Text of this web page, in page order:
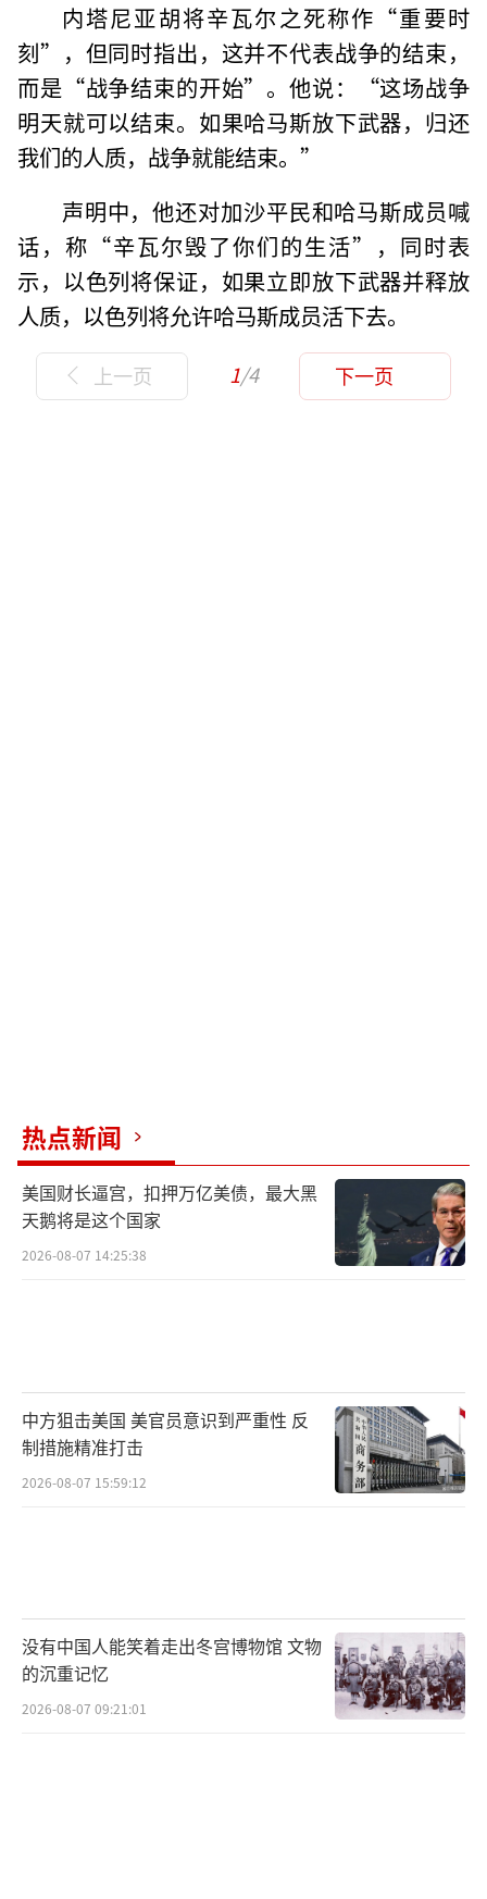
内塔尼亚胡将辛瓦尔之死称作“重要时
刻”，但同时指出，这并不代表战争的结束，
而是“战争结束的开始”。他说：“这场战争
明天就可以结束。如果哈马斯放下武器，归还
我们的人质，战争就能结束。”
声明中，他还对加沙平民和哈马斯成员喊
话，称“辛瓦尔毁了你们的生活”，同时表
示，以色列将保证，如果立即放下武器并释放
人质，以色列将允许哈马斯成员活下去。
上一页 1/4 下一页
热点新闻
美国财长逼宫，扣押万亿美债，最大黑
天鹅将是这个国家
2026-08-07 14:25:38
中方狙击美国 美官员意识到严重性 反
制措施精准打击
2026-08-07 15:59:12
没有中国人能笑着走出冬宫博物馆 文物
的沉重记忆
2026-08-07 09:21:01